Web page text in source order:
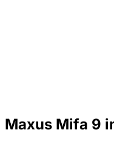
Maxus Mifa 9